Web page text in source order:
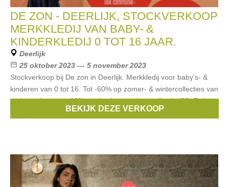
DE ZON - DEERLIJK, STOCKVERKOOP
MERKKLEDIJ VAN BABY- &
KINDERKLEDIJ 0 TOT 16 JAAR.
Deerlijk
25 oktober 2023 --- 5 november 2023
Stockverkoop bij De zon in Deerlijk. Merkkledij voor baby's- &
kinderen van 0 tot 16. Tot -60% op zomer- & wintercollecties van
vorige seizoenen.-10% op de nieuwe wintercollectie '23. Ruime
Noppies,Blue Bay,Woody,Red & Blu
BEKIJK DEZE VERKOOP